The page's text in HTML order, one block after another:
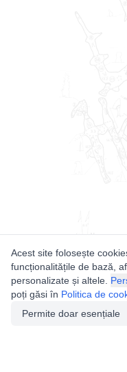
Acest site folosește
funcționalitățile de bază,
personalizate și altele.
poți găsi în Politica de
Permite doar esențiale